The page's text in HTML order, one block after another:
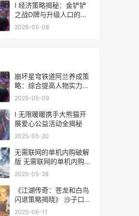
I 经济策略揭秘：金铲铲
之战D牌与升级人口的最
佳时机
2026-05-08
崩坏星穹铁道阿兰养成策
略：综合提高人物实力诀
窍分析 崩坏星穹铁道阿斯
2025-05-09
I 无限暖暖携手大熊猫开
展爱心公益活动全揭秘
2025-05-20
无需联网的单机内购破解
版 无需联网的单机内购破
解版游戏大全
2025-05-28
《江湖传奇：苍龙和白鸟
闪退策略揭晓》 沙子口山
海社区地址
2025-06-11